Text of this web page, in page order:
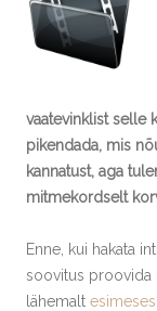
vaatevinklist selle
pikendada, mis
kannatust, aga
mitmekordselt
Enne, kui hakata
soovitus proovida
lähemalt